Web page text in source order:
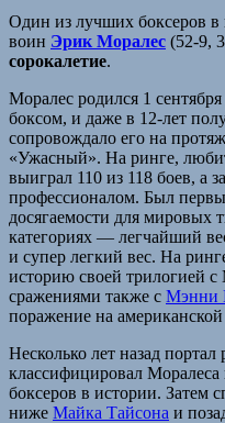
Один из лучших боксеров
воин Эрик Моралес (52-9,
сорокалетие.
Моралес родился 1
боксом, и даже в 12-лет
сопровождало его на
«Ужасный». На ринге,
выиграл 110 из 118 боев, а
профессионалом. Был
досягаемости для мировых
категориях — легчайший
и супер легкий вес. На
историю своей трилогией
сражениями также с Мэнни
поражение на американской
Несколько лет назад портал
классифицировал
боксеров в истории. Затем
ниже Майка Тайсона и